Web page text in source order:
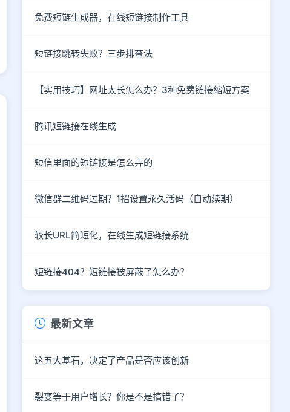
免费短链生成器，在线短链接制作工具
短链接跳转失败？三步排查法
【实用技巧】网址太长怎么办？3种免费链接缩短方案
腾讯短链接在线生成
短信里面的短链接是怎么弄的
微信群二维码过期？1招设置永久活码（自动续期）
较长URL简短化，在线生成短链接系统
短链接404？短链接被屏蔽了怎么办？
最新文章
这五大基石，决定了产品是否应该创新
裂变等于用户增长？你是不是搞错了？